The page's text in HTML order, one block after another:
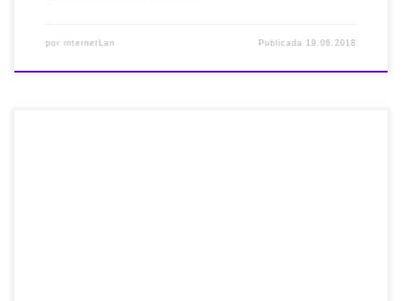
por internetLan Publicada 19.06.2018